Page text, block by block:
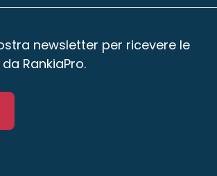
newsletter per ricevere le
RankiaPro.